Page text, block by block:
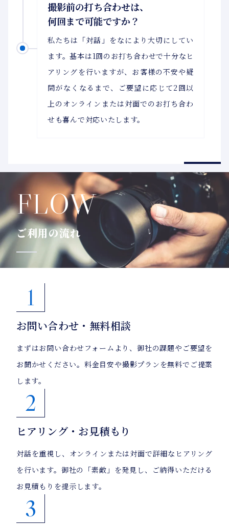
撮影前の打ち合わせは、
何回まで可能ですか？
私たちは「対話」をなにより大切にしてい
ます。基本は1回のお打ち合わせで十分なヒ
アリングを行いますが、お客様の不安や疑
問がなくなるまで、ご要望に応じて2回以
上のオンラインまたは対面でのお打ち合わ
せも喜んで対応いたします。
FLOW
ご利用の流れ
1
お問い合わせ・無料相談
まずはお問い合わせフォームより、御社の課題やご要望を
お聞かせください。料金目安や撮影プランを無料でご提案
します。
2
ヒアリング・お見積もり
対話を重視し、オンラインまたは対面で詳細なヒアリング
を行います。御社の「素敵」を発見し、ご納得いただける
お見積もりを提示します。
3